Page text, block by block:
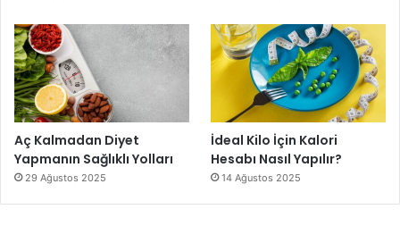
Aç Kalmadan Diyet
Yapmanın Sağlıklı Yolları
29 Ağustos 2025
İdeal Kilo İçin Kalori
Hesabı Nasıl Yapılır?
14 Ağustos 2025